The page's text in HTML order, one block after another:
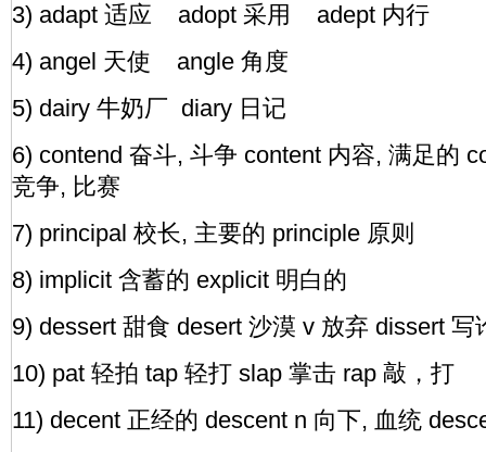
3) adapt 适应 adopt 采用 adept 内行
4) angel 天使 angle 角度
5) dairy 牛奶厂 diary 日记
6) contend 奋斗, 斗争 content 内容, 满足的
竞争, 比赛
7) principal 校长, 主要的 principle 原则
8) implicit 含蓄的 explicit 明白的
9) dessert 甜食 desert 沙漠 v 放弃 dissert 写
10) pat 轻拍 tap 轻打 slap 掌击 rap 敲，打
11) decent 正经的 descent n 向下, 血统